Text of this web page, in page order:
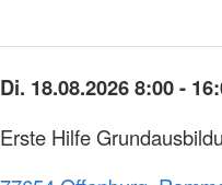
Di. 18.08.2026 8:00 -
Erste Hilfe